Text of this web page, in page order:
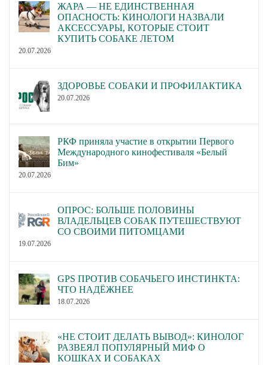
ЖАРА — НЕ ЕДИНСТВЕННАЯ
ОПАСНОСТЬ: КИНОЛОГИ НАЗВАЛИ
АКСЕССУАРЫ, КОТОРЫЕ СТОИТ
КУПИТЬ СОБАКЕ ЛЕТОМ
20.07.2026
ЗДОРОВЬЕ СОБАКИ И ПРОФИЛАКТИКА
20.07.2026
РКФ приняла участие в открытии Первого
Международного кинофестиваля «Белый
Бим»
20.07.2026
ОПРОС: БОЛЬШЕ ПОЛОВИНЫ
ВЛАДЕЛЬЦЕВ СОБАК ПУТЕШЕСТВУЮТ
СО СВОИМИ ПИТОМЦАМИ
19.07.2026
GPS ПРОТИВ СОБАЧЬЕГО ИНСТИНКТА:
ЧТО НАДЁЖНЕЕ
18.07.2026
«НЕ СТОИТ ДЕЛАТЬ ВЫВОД»: КИНОЛОГ
РАЗВЕЯЛ ПОПУЛЯРНЫЙ МИФ О
КОШКАХ И СОБАКАХ